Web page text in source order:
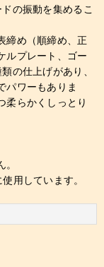
の振動を集めるこ
締め（順締め、正
ルプレート、ゴー
の仕上げがあり、
パワーもありま
柔らかくしっとり
用しています。